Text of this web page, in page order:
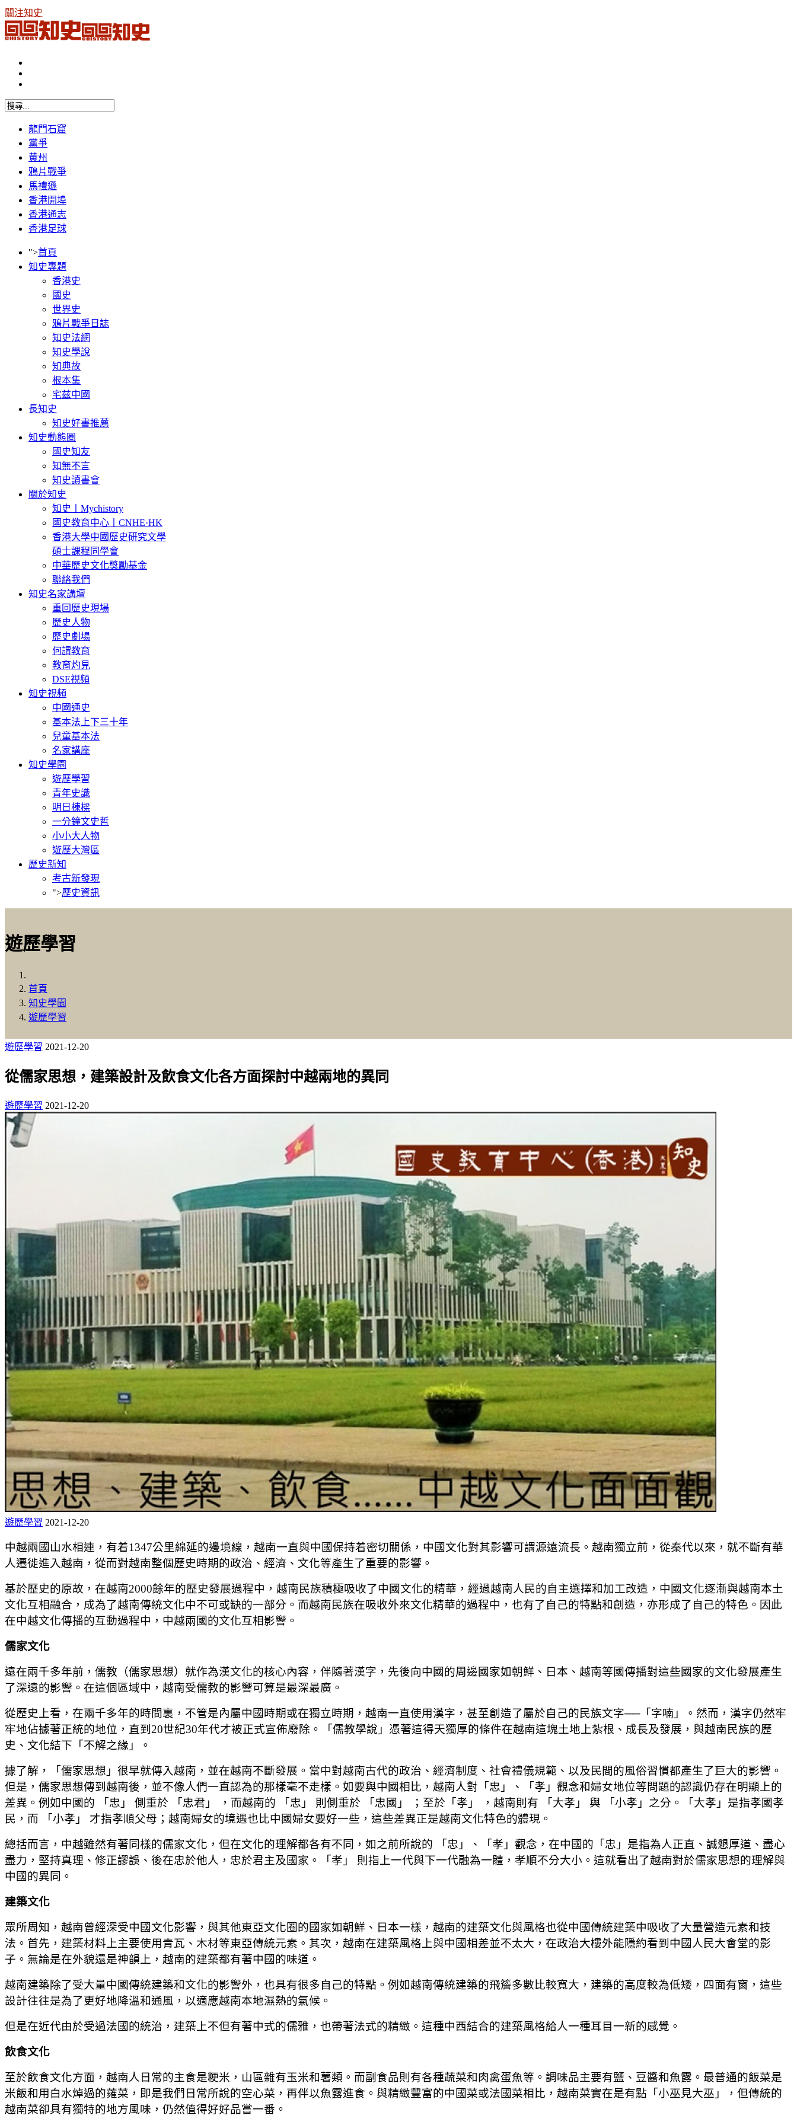
關注知史
龍門石窟
黨爭
黃州
鴉片戰爭
馬禮遜
香港開埠
香港通志
香港足球
">首頁
知史專題
香港史
國史
世界史
鴉片戰爭日誌
知史法網
知史學說
知典故
根本集
宅兹中國
長知史
知史好書推薦
知史動態圈
國史知友
知無不言
知史讀書會
關於知史
知史丨Mychistory
國史教育中心丨CNHE·HK
香港大學中國歷史研究文學
碩士課程同學會
中華歷史文化獎勵基金
聯絡我們
知史名家講壇
重回歷史現場
歷史人物
歷史劇場
何謂教育
教育灼見
DSE視頻
知史視頻
中國通史
基本法上下三十年
兒童基本法
名家講座
知史學園
遊歷學習
青年史識
明日棟樑
一分鐘文史哲
小小大人物
遊歷大灣區
歷史新知
考古新發現
">歷史資訊
遊歷學習
首頁
知史學園
遊歷學習
遊歷學習 2021-12-20
從儒家思想，建築設計及飲食文化各方面探討中越兩地的異同
遊歷學習 2021-12-20
遊歷學習 2021-12-20
中越兩國山水相連，有着1347公里綿延的邊境線，越南一直與中國保持着密切關係，中國文化對其影響可謂源遠流長。越南獨立前，從秦代以來，就不斷有華
人遷徙進入越南，從而對越南整個歷史時期的政治、經濟、文化等產生了重要的影響。
基於歷史的原故，在越南2000餘年的歷史發展過程中，越南民族積極吸收了中國文化的精華，經過越南人民的自主選擇和加工改造，中國文化逐漸與越南本土
文化互相融合，成為了越南傳統文化中不可或缺的一部分。而越南民族在吸收外來文化精華的過程中，也有了自己的特點和創造，亦形成了自己的特色。因此
在中越文化傳播的互動過程中，中越兩國的文化互相影響。
儒家文化
遠在兩千多年前，儒教（儒家思想）就作為漢文化的核心內容，伴隨著漢字，先後向中國的周邊國家如朝鮮、日本、越南等國傳播對這些國家的文化發展產生
了深遠的影響。在這個區域中，越南受儒教的影響可算是最深最廣。
從歷史上看，在兩千多年的時間裏，不管是內屬中國時期或在獨立時期，越南一直使用漢字，甚至創造了屬於自己的民族文字──「字喃」。然而，漢字仍然牢
牢地佔據著正統的地位，直到20世紀30年代才被正式宣佈廢除。「儒教學說」憑著這得天獨厚的條件在越南這塊土地上紮根、成長及發展，與越南民族的歷
史、文化結下「不解之緣」。
據了解，「儒家思想」很早就傳入越南，並在越南不斷發展。當中對越南古代的政治、經濟制度、社會禮儀規範、以及民間的風俗習慣都產生了巨大的影響。
但是，儒家思想傳到越南後，並不像人們一直認為的那樣毫不走樣。如要與中國相比，越南人對「忠」、「孝」觀念和婦女地位等問題的認識仍存在明顯上的
差異。例如中國的 「忠」 側重於 「忠君」 ，而越南的 「忠」 則側重於 「忠國」 ；至於「孝」 ，越南則有 「大孝」 與 「小孝」之分。「大孝」是指孝國孝
民，而 「小孝」 才指孝順父母；越南婦女的境遇也比中國婦女要好一些，這些差異正是越南文化特色的體現。
總括而言，中越雖然有著同樣的儒家文化，但在文化的理解都各有不同，如之前所說的 「忠」、「孝」觀念，在中國的「忠」是指為人正直、誠懇厚道、盡心
盡力，堅持真理、修正謬誤、後在忠於他人，忠於君主及國家。「孝」 則指上一代與下一代融為一體，孝順不分大小。這就看出了越南對於儒家思想的理解與
中國的異同。
建築文化
眾所周知，越南曾經深受中國文化影響，與其他東亞文化圈的國家如朝鮮、日本一樣，越南的建築文化與風格也從中國傳統建築中吸收了大量營造元素和技
法。首先，建築材料上主要使用青瓦、木材等東亞傳統元素。其次，越南在建築風格上與中國相差並不太大，在政治大樓外能隱約看到中國人民大會堂的影
子。無論是在外貌還是神韻上，越南的建築都有著中國的味道。
越南建築除了受大量中國傳統建築和文化的影響外，也具有很多自己的特點。例如越南傳統建築的飛簷多數比較寬大，建築的高度較為低矮，四面有窗，這些
設計往往是為了更好地降溫和通風，以適應越南本地濕熱的氣候。
但是在近代由於受過法國的統治，建築上不但有著中式的儒雅，也帶著法式的精緻。這種中西結合的建築風格給人一種耳目一新的感覺。
飲食文化
至於飲食文化方面，越南人日常的主食是粳米，山區雜有玉米和薯類。而副食品則有各種蔬菜和肉禽蛋魚等。調味品主要有鹽、豆醬和魚露。最普通的飯菜是
米飯和用白水焯過的蕹菜，即是我們日常所說的空心菜，再伴以魚露進食。與精緻豐富的中國菜或法國菜相比，越南菜實在是有點「小巫見大巫」，但傳統的
越南菜卻具有獨特的地方風味，仍然值得好好品嘗一番。